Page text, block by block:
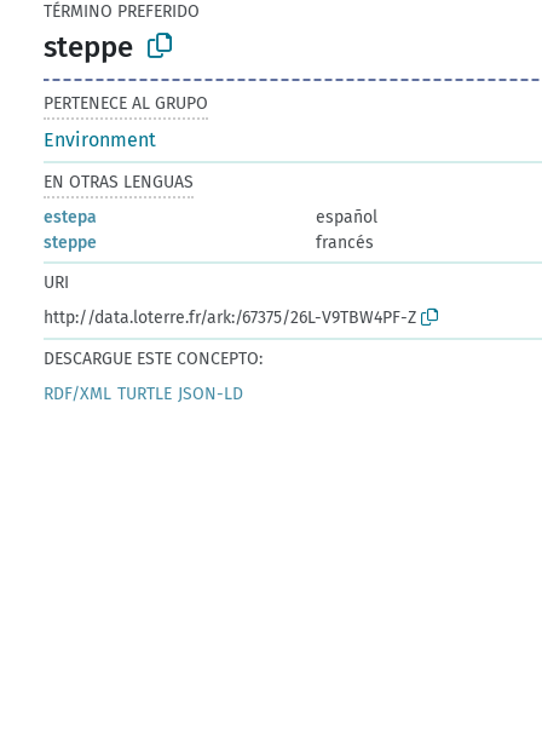
TÉRMINO PREFERIDO
steppe
PERTENECE AL GRUPO
Environment
EN OTRAS LENGUAS
estepa
español
steppe
francés
URI
http://data.loterre.fr/ark:/67375/26L-V9TBW4PF-Z
DESCARGUE ESTE CONCEPTO:
RDF/XML TURTLE JSON-LD